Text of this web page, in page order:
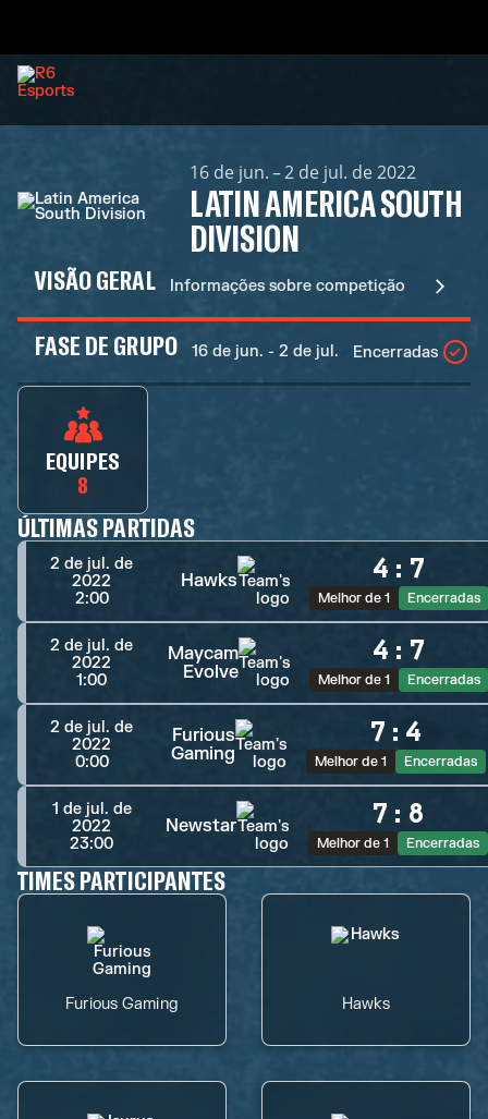
16 de jun. – 2 de jul. de 2022
LATIN AMERICA SOUTH
DIVISION
VISÃO GERAL Informações sobre competição
FASE DE GRUPO 16 de jun. - 2 de jul. Encerradas
EQUIPES
8
ÚLTIMAS PARTIDAS
2 de jul. de
2022
2:00
Hawks 4 : 7
Melhor de 1 Encerradas
2 de jul. de
2022
1:00
Maycam
Evolve
4 : 7
Melhor de 1 Encerradas
2 de jul. de
2022
0:00
Furious
Gaming
7 : 4
Melhor de 1 Encerradas
1 de jul. de
2022
23:00
Newstar 7 : 8
Melhor de 1 Encerradas
TIMES PARTICIPANTES
Furious Gaming Hawks